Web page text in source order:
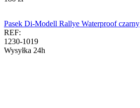
Pasek Di-Modell Rallye Waterproof czarny
REF:
1230-1019
Wysyłka 24h